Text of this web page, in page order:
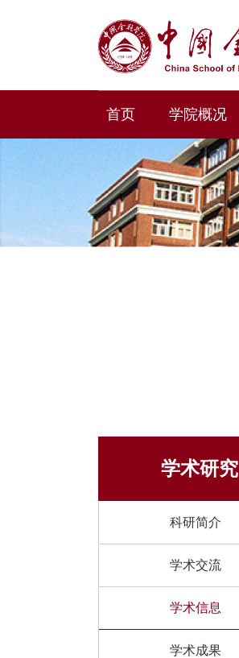
首页 学院概况
学术研究
科研简介
学术交流
学术信息
学术成果